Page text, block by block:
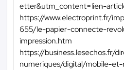
etter&utm_content=lien-
https://www.electroprint.fr/
655/le-papier-connecte-
impression.htm
https://business.lesechos.fr/
numeriques/digital/mobile-